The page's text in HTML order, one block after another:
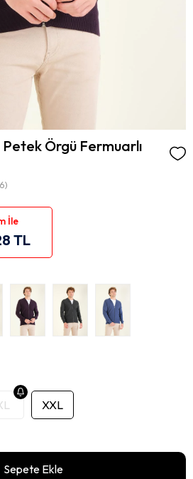
Örgü Fermuarlı
İle
TL
XXL